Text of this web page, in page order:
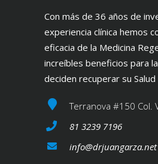
Con más de 36 años de
experiencia clínica hemos
eficacia de la Medicina
increíbles beneficios para
deciden recuperar su Salud
Terranova #150 Col.
81 3239 7196
info@drjuangarza.net